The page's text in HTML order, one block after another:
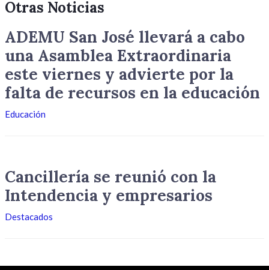
Otras Noticias
ADEMU San José llevará a cabo
una Asamblea Extraordinaria
este viernes y advierte por la
falta de recursos en la educación
Educación
Cancillería se reunió con la
Intendencia y empresarios
Destacados